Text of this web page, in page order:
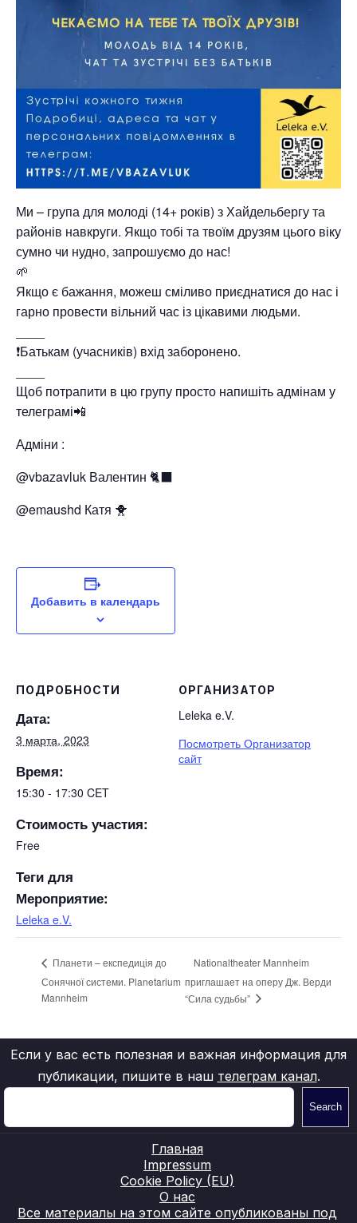
Ми – група для молоді (14+ років) з Хайдельбергу та
районів навкруги. Якщо тобі та твоїм друзям цього віку
сумно чи нудно, запрошуємо до нас!
🌱
Якщо є бажання, можеш сміливо приєднатися до нас і
гарно провести вільний час із цікавими людьми.
❗️Батькам (учасників) вхід заборонено.
Щоб потрапити в цю групу просто напишіть адмінам у
телеграмі📲
Адміни :
@vbazavluk Валентин 🐈‍⬛
@emaushd Катя 🐥
Добавить в календарь
ПОДРОБНОСТИ
Дата:
3 марта, 2023
Время:
15:30 - 17:30 CET
Стоимость участия:
Free
Теги для
Мероприятие:
Leleka e.V.
ОРГАНИЗАТОР
Leleka e.V.
Посмотреть Организатор
сайт
Планети – експедиція до
Сонячної системи. Planetarium
Mannheim
Nationaltheater Mannheim
приглашает на оперу Дж. Верди
“Сила судьбы”
Если у вас есть полезная и важная информация для
публикации, пишите в наш телеграм канал.
Search
Главная
Impressum
Cookie Policy (EU)
О нас
Все материалы на этом сайте опубликованы под